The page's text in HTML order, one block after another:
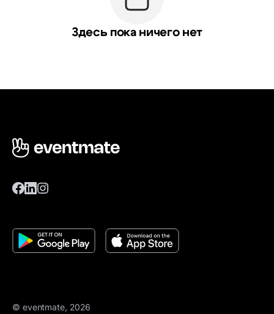
Здесь пока ничего нет
© eventmate, 2026